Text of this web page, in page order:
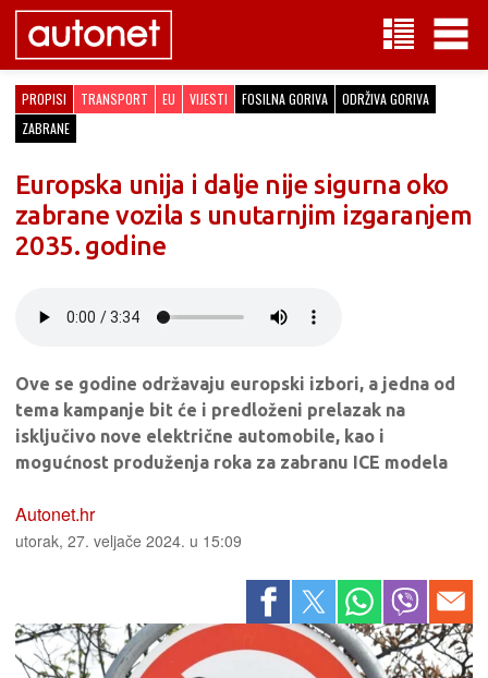
PROPISI TRANSPORT EU VIJESTI FOSILNA GORIVA
ODRŽIVA GORIVA
ZABRANE
Europska unija i dalje nije sigurna oko
zabrane vozila s unutarnjim izgaranjem
2035. godine
Ove se godine održavaju europski izbori, a jedna od
tema kampanje bit će i predloženi prelazak na
isključivo nove električne automobile, kao i
mogućnost produženja roka za zabranu ICE modela
Autonet.hr
utorak, 27. veljače 2024. u 15:09